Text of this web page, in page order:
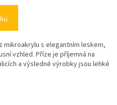
mikroakrylu s elegantním leskem,
vzhled. Příze je příjemná na
a výsledné výrobky jsou lehké